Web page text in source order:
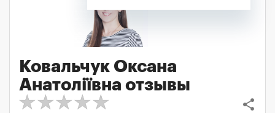
Ковальчук Оксана
Анатоліївна отзывы
share